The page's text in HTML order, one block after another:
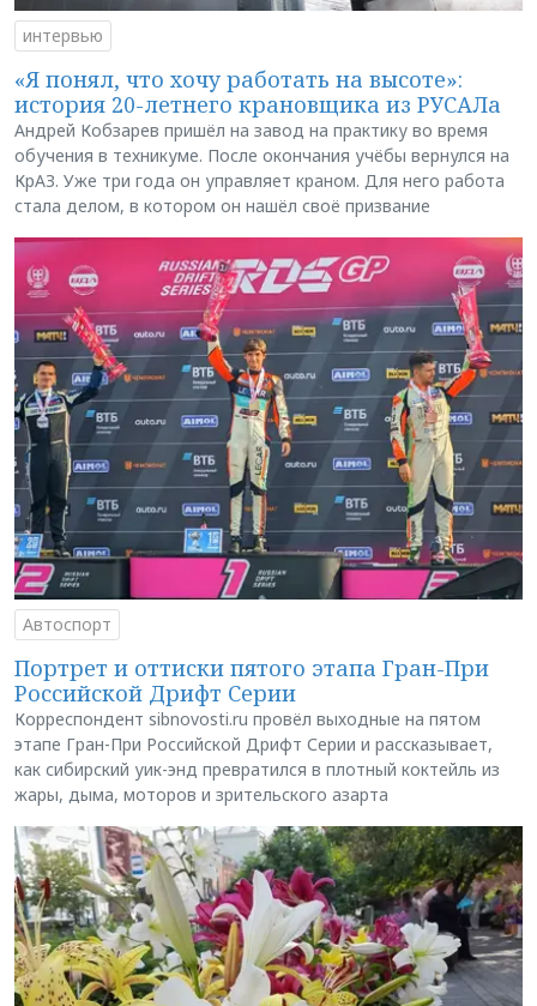
интервью
«Я понял, что хочу работать на высоте»:
история 20-летнего крановщика из РУСАЛа
Андрей Кобзарев пришёл на завод на практику во время
обучения в техникуме. После окончания учёбы вернулся на
КрАЗ. Уже три года он управляет краном. Для него работа
стала делом, в котором он нашёл своё призвание
Автоспорт
Портрет и оттиски пятого этапа Гран-При
Российской Дрифт Серии
Корреспондент sibnovosti.ru провёл выходные на пятом
этапе Гран-При Российской Дрифт Серии и рассказывает,
как сибирский уик-энд превратился в плотный коктейль из
жары, дыма, моторов и зрительского азарта